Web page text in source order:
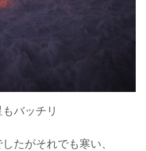
バッチリ
たがそれでも寒い、